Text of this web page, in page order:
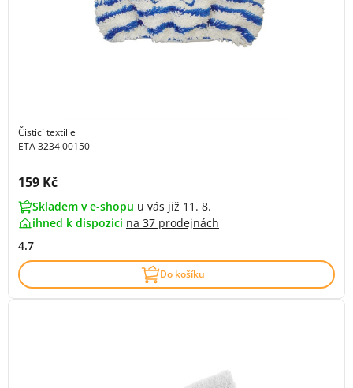
Čisticí textilie
ETA 3234 00150
Cena s DPH:
159 Kč
Skladem v e-shopu u vás již 11. 8.
ihned k dispozici na 37 prodejnách
4.7
Do košíku